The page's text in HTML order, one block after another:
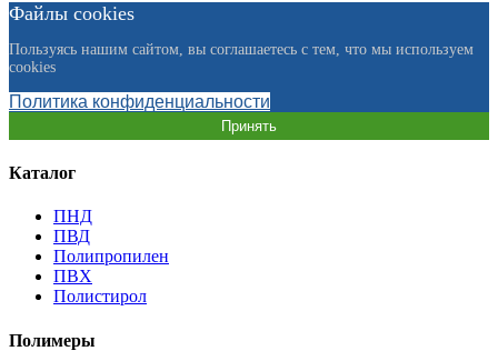
Файлы cookies
Пользуясь нашим сайтом, вы соглашаетесь с тем, что мы используем
cookies
Политика конфиденциальности
Принять
Каталог
ПНД
ПВД
Полипропилен
ПВХ
Полистирол
Полимеры